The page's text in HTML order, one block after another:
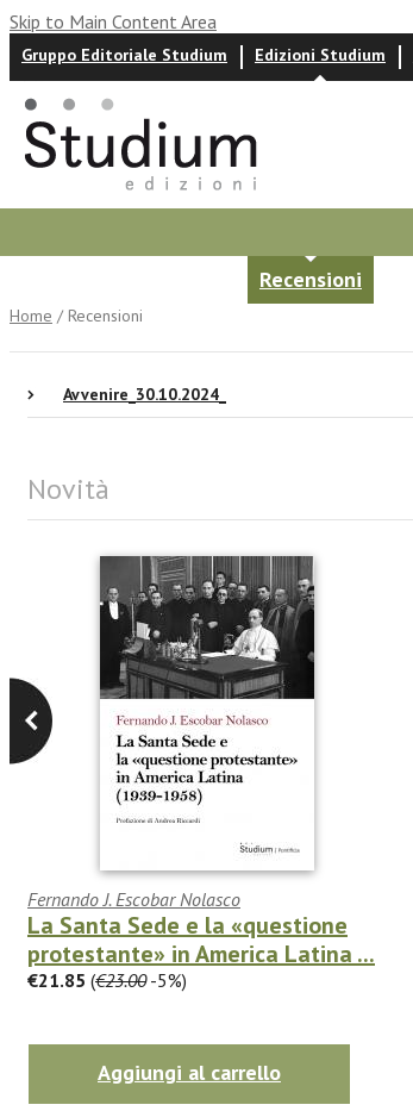
Skip to Main Content Area
Gruppo Editoriale Studium Edizioni Studium
Recensioni
Home / Recensioni
Avvenire_30.10.2024_
Novità
Fernando J. Escobar Nolasco
La Santa Sede e la «questione
protestante» in America Latina ...
€21.85 (€23.00-5%)
Aggiungi al carrello